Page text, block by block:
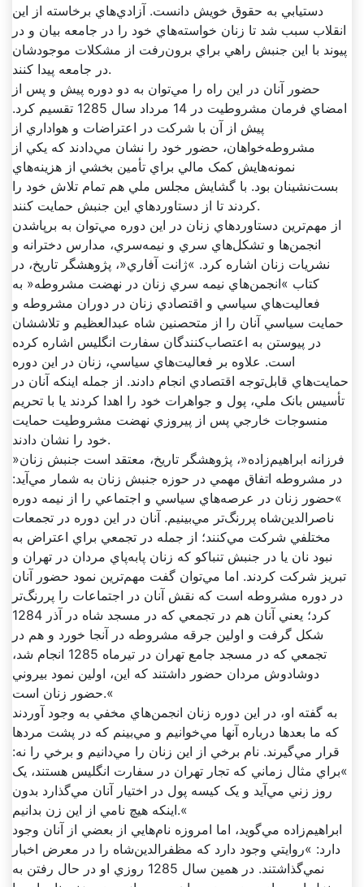
دستيابي به حقوق خويش دانست. آزادي‌هاي برخاسته از اين
انقلاب سبب شد تا زنان خواسته‌هاي خود را در جامعه بيان و در
پيوند با اين جنبش راهي براي برون‌رفت از مشکلات موجودشان
در جامعه پيدا کنند.
حضور آنان در اين راه را مي‌توان به دو دوره پيش و پس از
امضاي فرمان مشروطيت در 14 مرداد سال 1285 تقسيم کرد.
پيش از آن با شرکت در اعتراضات و هواداري از
مشروطه‌خواهان، حضور خود را نشان مي‌دادند که يکي از
نمونه‌هايش کمک مالي براي تأمين بخشي از هزينه‌هاي
بست‌نشينان بود. با گشايش مجلس ملي هم تمام تلاش خود را
کردند تا از دستاورد‌هاي اين جنبش حمايت کنند.
از مهم‌ترين دستاورد‌هاي زنان در اين دوره مي‌توان به برپاشدن
انجمن‌ها و تشکل‌هاي سري و نيمه‌سري، مدارس دخترانه و
نشريات زنان اشاره کرد. »ژانت آفاري«، پژوهشگر تاريخ، در
کتاب »انجمن‌هاي نيمه سري زنان در نهضت مشروطه« به
فعاليت‌هاي سياسي و اقتصادي زنان در دوران مشروطه و
حمايت سياسي آنان را از متحصنين شاه عبدالعظيم و تلاششان
در پيوستن به اعتصاب‌کنندگان سفارت انگليس اشاره کرده
است. علاوه بر فعاليت‌هاي سياسي، زنان در اين دوره
حمايت‌هاي قابل‌توجه اقتصادي انجام دادند. از جمله اينکه آنان در
تأسيس بانک ملي، پول و جواهرات خود را اهدا کردند يا با تحريم
منسوجات خارجي پس از پيروزي نهضت مشروطيت حمايت
خود را نشان دادند.
»فرزانه ابراهيم‌زاده«، پژوهشگر تاريخ، معتقد است جنبش زنان
در مشروطه اتفاق مهمي در حوزه جنبش زنان به شمار مي‌آيد:
»حضور زنان در عرصه‌هاي سياسي و اجتماعي را از نيمه دوره
ناصرالدين‌شاه پررنگ‌تر مي‌بينيم. آنان در اين دوره در تجمعات
مختلفي شرکت مي‌کنند؛ از جمله در تجمعي براي اعتراض به
نبود نان يا در جنبش تنباکو که زنان پابه‌پاي مردان در تهران و
تبريز شرکت کردند. اما مي‌توان گفت مهم‌ترين نمود حضور آنان
در دوره مشروطه است که نقش آنان در اجتماعات را پررنگ‌تر
کرد؛ يعني آنان هم در تجمعي که در مسجد شاه در آذر 1284
شکل گرفت و اولين جرقه مشروطه در آنجا خورد و هم در
تجمعي که در مسجد جامع تهران در تيرماه 1285 انجام شد،
دوشادوش مردان حضور داشتند که اين، اولين نمود بيروني
حضور زنان است.«
به گفته او، در اين دوره زنان انجمن‌هاي مخفي به وجود آوردند
که ما بعد‌ها درباره آنها مي‌خوانيم و مي‌بينم که در پشت مرد‌ها
قرار مي‌گيرند. نام برخي از اين زنان را مي‌دانيم و برخي را نه:
»براي مثال زماني که تجار تهران در سفارت انگليس هستند، يک
روز زني مي‌آيد و يک کيسه پول در اختيار آنان مي‌گذارد بدون
اينکه هيچ نامي از اين زن بدانيم.«
ابراهيم‌زاده مي‌گويد، اما امروزه نام‌هايي از بعضي از آنان وجود
دارد: »روايتي وجود دارد که مظفرالدين‌شاه را در معرض اخبار
نمي‌گذاشتند. در همين سال 1285 روزي او در حال رفتن به